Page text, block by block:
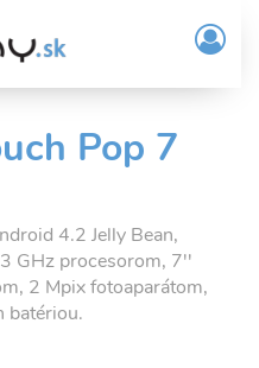
/
Pop 7
4.2 Jelly Bean,
GHz procesorom, 7''
2 Mpix fotoaparátom,
batériou.